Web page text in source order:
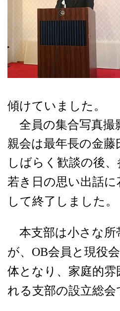
傾けていました。
全員の集合写真撮
親会は最年長の金
しばらく歓談の後
若き日の思い出話
して終了しました。
本支部は小さな所
が、OB会員と現役
体となり、家庭的雰
れる支部の設立総会